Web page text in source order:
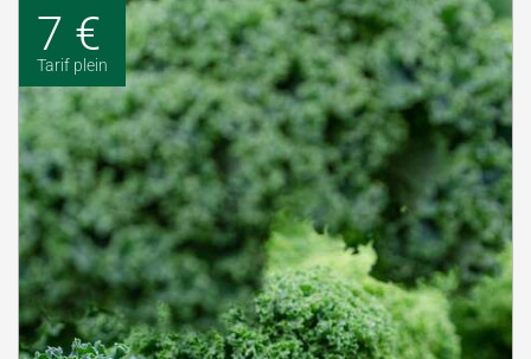
7 €
Tarif plein